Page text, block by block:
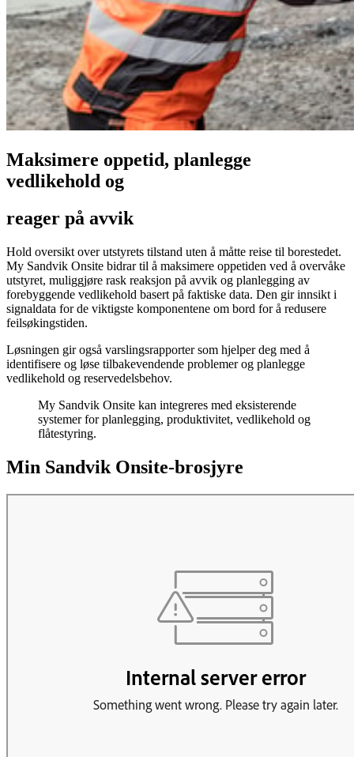
Maksimere oppetid, planlegge
vedlikehold og
reager på avvik
Hold oversikt over utstyrets tilstand uten å måtte reise til borestedet.
My Sandvik Onsite bidrar til å maksimere oppetiden ved å overvåke
utstyret, muliggjøre rask reaksjon på avvik og planlegging av
forebyggende vedlikehold basert på faktiske data. Den gir innsikt i
signaldata for de viktigste komponentene om bord for å redusere
feilsøkingstiden.
Løsningen gir også varslingsrapporter som hjelper deg med å
identifisere og løse tilbakevendende problemer og planlegge
vedlikehold og reservedelsbehov.
My Sandvik Onsite kan integreres med eksisterende
systemer for planlegging, produktivitet, vedlikehold og
flåtestyring.
Min Sandvik Onsite-brosjyre